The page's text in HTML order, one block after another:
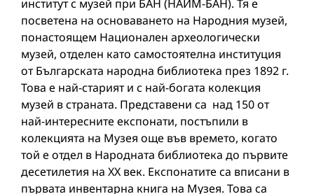
институт с музей при БАН (НАИМ-БАН). Тя е
посветена на основаването на Народния музей,
понастоящем Национален археологически
музей, отделен като самостоятелна институция
от Българската народна библиотека през 1892 г.
Това е най-старият и с най-богата колекция
музей в страната. Представени са над 150 от
най-интересните експонати, постъпили в
колекцията на Музея още във времето, когато
той е отдел в Народната библиотека до първите
десетилетия на XX век. Експонатите са вписани в
първата инвентарна книга на Музея. Това са